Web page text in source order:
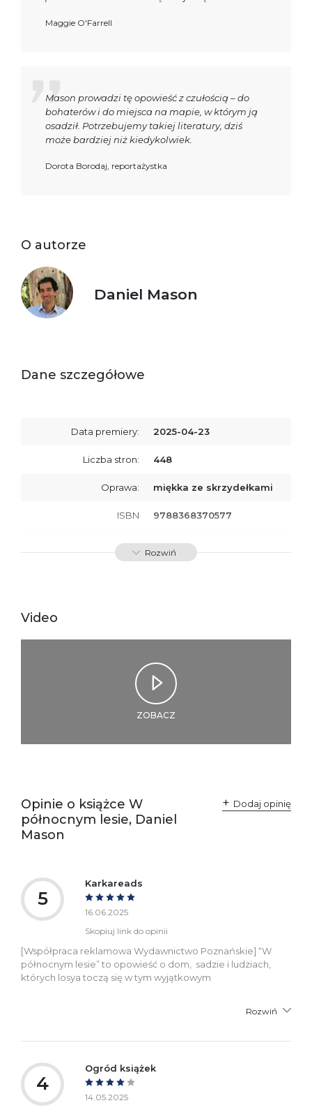
Maggie O'Farrell
Mason prowadzi tę opowieść z czułością – do
bohaterów i do miejsca na mapie, w którym ją
osadził. Potrzebujemy takiej literatury, dziś
może bardziej niż kiedykolwiek.
Dorota Borodaj, reportażystka
O autorze
Daniel Mason
Dane szczegółowe
Data premiery: 2025-04-23
Liczba stron: 448
Oprawa: miękka ze skrzydełkami
ISBN 9788368370577
SKU: K800927
+48 61 623 38 38
informacje dotyczące
bezpieczeństwa:
Załącznik PDF
Rozwiń
Video
ZOBACZ
Opinie o książce W
północnym lesie, Daniel
Mason
Dodaj opinię
5
Karkareads
16.06.2025
Skopiuj link do opinii
[Współpraca reklamowa Wydawnictwo Poznańskie] “W
północnym lesie” to opowieść o dom, sadzie i ludziach,
których losya toczą się w tym wyjątkowym
Rozwiń
4
Ogród książek
14.05.2025